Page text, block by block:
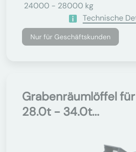
24000 - 28000 kg
Technische
Nur für Geschäftskunden
Grabenräumlöffel für
28.0t - 34.0t...